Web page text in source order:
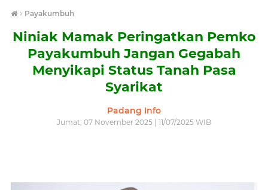
› Payakumbuh
Niniak Mamak Peringatkan Pemko
Payakumbuh Jangan Gegabah
Menyikapi Status Tanah Pasa
Syarikat
Padang Info
Jumat, 07 November 2025 | 11/07/2025 WIB